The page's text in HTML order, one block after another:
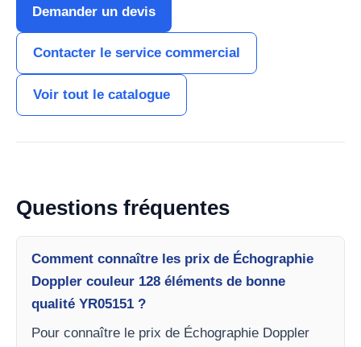
Demander un devis
Contacter le service commercial
Voir tout le catalogue
Questions fréquentes
Comment connaître les prix de Échographie
Doppler couleur 128 éléments de bonne
qualité YR05151 ?
Pour connaître le prix de Échographie Doppler